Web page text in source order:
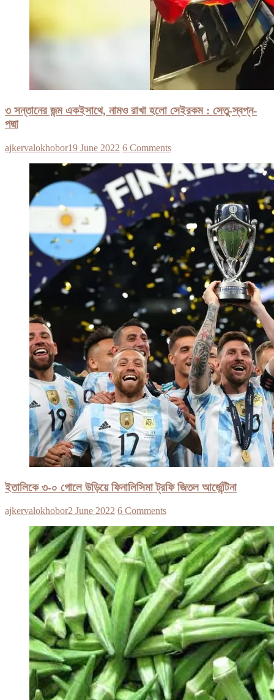
৩ সন্তানের জন্ম একইসাথে, নামও রাখা হলো সেইরকম : সেতু-স্বপ্ন-
পদ্মা
ajkervalokhobor19 June 2022 6 Comments
ইতালিকে ৩-০ গোলে উড়িয়ে ফিনালিসিমা ট্রফি জিতল আর্জেন্টিনা
ajkervalokhobor2 June 2022 6 Comments